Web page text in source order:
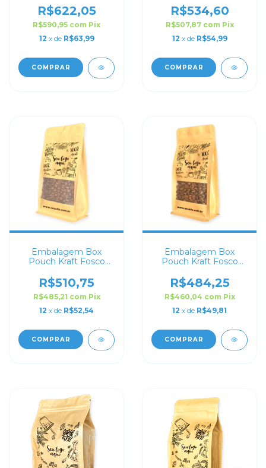
R$622,05
R$590,95 com Pix
12 x de R$63,99
COMPRAR
Personalizado
R$534,60
R$507,87 com Pix
12 x de R$54,99
COMPRAR
Embalagem Box
Pouch Kraft Fosco
Personalizado
R$510,75
R$485,21 com Pix
12 x de R$52,54
COMPRAR
Embalagem Box
Pouch Kraft Fosco
Personalizado
R$484,25
R$460,04 com Pix
12 x de R$49,81
COMPRAR